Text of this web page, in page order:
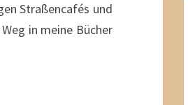
Straßencafés und
in meine Bücher